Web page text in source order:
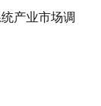
产业市场调